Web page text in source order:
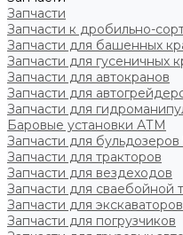
Запчасти
Запчасти к дробильно-
Запчасти для башенных
Запчасти для гусеничных
Запчасти для автокранов
Запчасти для
Запчасти для
Баровые установки АТМ
Запчасти для
Запчасти для тракторов
Запчасти для вездеходов
Запчасти для сваебойной
Запчасти для экскаваторов
Запчасти для погрузчиков